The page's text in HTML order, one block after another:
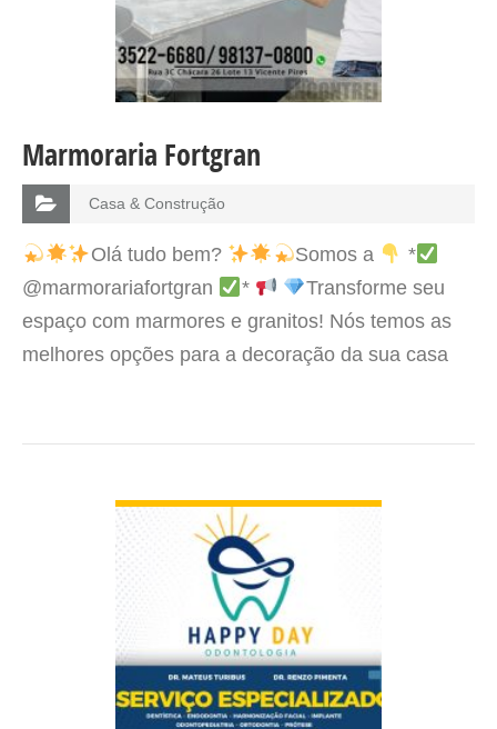
Marmoraria Fortgran
Casa & Construção
Olá tudo bem? Somos a
*
@marmorariafortgran
*
Transforme seu
espaço com marmores e granitos! Nós temos as
melhores opções para a decoração da sua casa